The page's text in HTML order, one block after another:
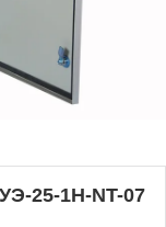
25-1H-NT-07